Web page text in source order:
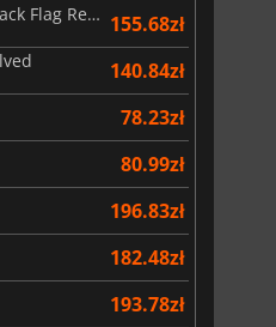
NFL 26 Points
Assassin's Creed Black Flag Resynced 155.68zł
140.84zł
78.23zł
80.99zł
196.83zł
182.48zł
193.78zł